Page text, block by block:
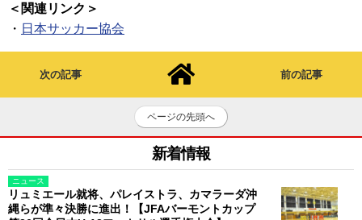
＜関連リンク＞
・ 日本サッカー協会
次の記事 前の記事
ページの先頭へ
新着情報
ニュース
リュミエール就将、パレイストラ、カマラーダ沖
縄らが準々決勝に進出！【JFAバーモントカップ